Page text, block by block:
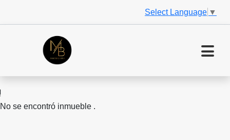
Select Language ▼
No se encontró inmueble .